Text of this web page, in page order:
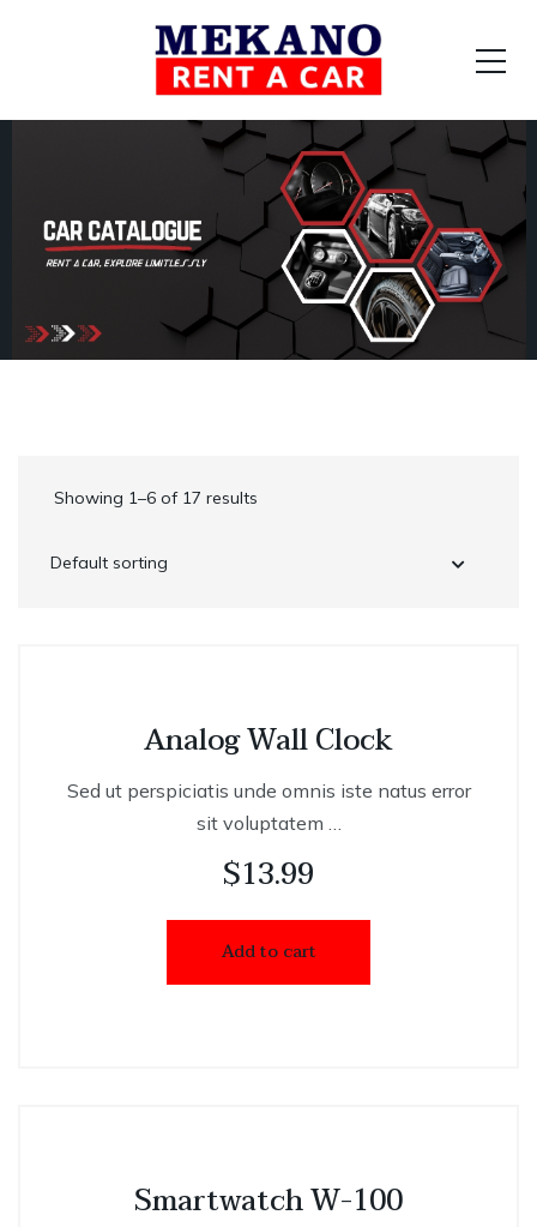
Showing 1–6 of 17 results
Analog Wall Clock
Sed ut perspiciatis unde omnis iste natus error
sit voluptatem …
$13.99
Add to cart
Smartwatch W-100